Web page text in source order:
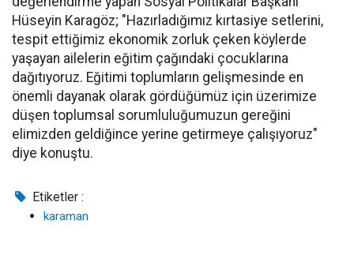
Hüseyin Karagöz; "Hazırladığımız kırtasiye setlerini,
tespit ettiğimiz ekonomik zorluk çeken köylerde
yaşayan ailelerin eğitim çağındaki çocuklarına
dağıtıyoruz. Eğitimi toplumların gelişmesinde en
önemli dayanak olarak gördüğümüz için üzerimize
düşen toplumsal sorumluluğumuzun gereğini
elimizden geldiğince yerine getirmeye çalışıyoruz"
diye konuştu.
Etiketler :
karaman